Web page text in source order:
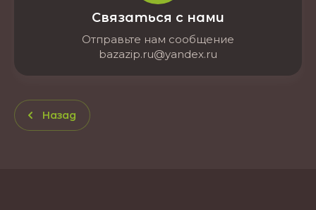
Связаться с нами
Отправьте нам сообщение
bazazip.ru@yandex.ru
Назад